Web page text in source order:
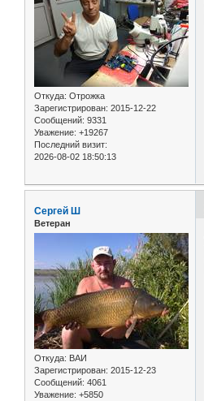
Откуда: Отрожка
Зарегистрирован: 2015-12-22
Сообщений: 9331
Уважение: +19267
Последний визит:
2026-08-02 18:50:13
Сергей Ш
Ветеран
Откуда: ВАИ
Зарегистрирован: 2015-12-23
Сообщений: 4061
Уважение: +5850